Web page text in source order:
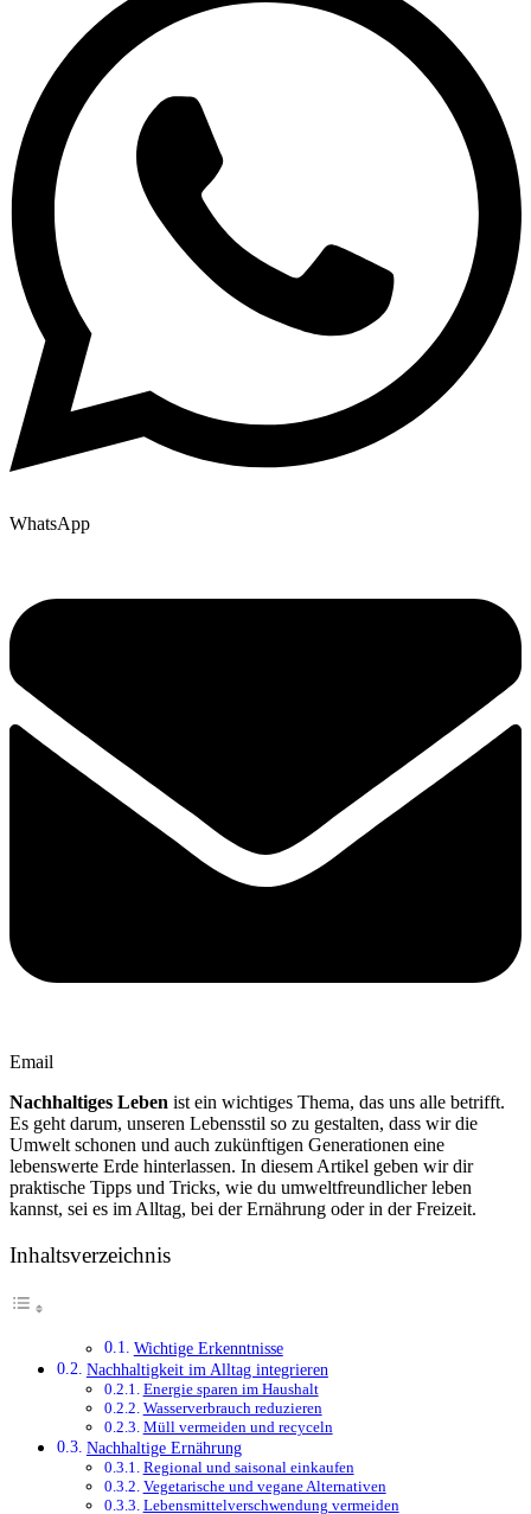
WhatsApp
Email
Nachhaltiges Leben ist ein wichtiges Thema, das uns alle betrifft.
Es geht darum, unseren Lebensstil so zu gestalten, dass wir die
Umwelt schonen und auch zukünftigen Generationen eine
lebenswerte Erde hinterlassen. In diesem Artikel geben wir dir
praktische Tipps und Tricks, wie du umweltfreundlicher leben
kannst, sei es im Alltag, bei der Ernährung oder in der Freizeit.
Inhaltsverzeichnis
Wichtige Erkenntnisse
Nachhaltigkeit im Alltag integrieren
Energie sparen im Haushalt
Wasserverbrauch reduzieren
Müll vermeiden und recyceln
Nachhaltige Ernährung
Regional und saisonal einkaufen
Vegetarische und vegane Alternativen
Lebensmittelverschwendung vermeiden